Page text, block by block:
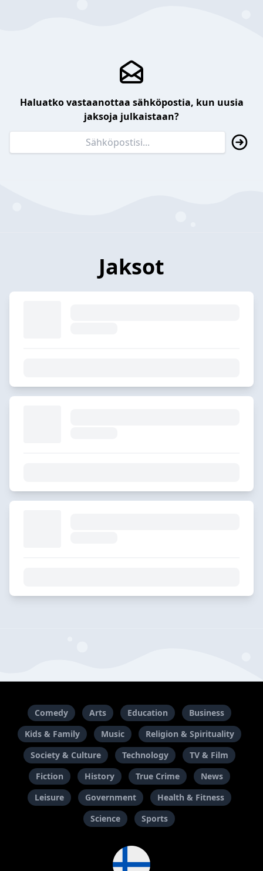
Haluatko vastaanottaa sähköpostia, kun uusia
jaksoja julkaistaan?
Jaksot
Comedy Arts Education
Business
Kids & Family
Music
Religion & Spirituality
Society & Culture
Technology
TV & Film
Fiction
History True Crime
News
Leisure
Government
Health & Fitness
Science
Sports